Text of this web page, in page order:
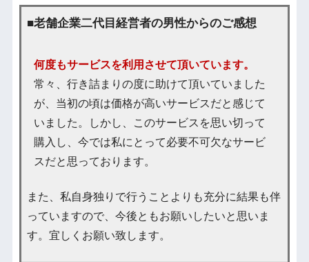
■老舗企業二代目経営者の男性からのご感想
何度もサービスを利用させて頂いています。
常々、行き詰まりの度に助けて頂いていました
が、当初の頃は価格が高いサービスだと感じて
いました。しかし、このサービスを思い切って
購入し、今では私にとって必要不可欠なサービ
スだと思っております。
また、私自身独りで行うことよりも充分に結果も伴
っていますので、今後ともお願いしたいと思いま
す。宜しくお願い致します。